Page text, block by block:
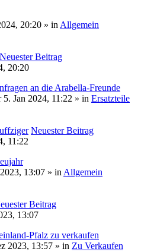
20:20 » in Allgemein
Neuester Beitrag
20:20
an die Arabella-Freunde
Jan 2024, 11:22 » in Ersatzteile
Neuester Beitrag
11:22
13:07 » in Allgemein
Beitrag
13:07
Pfalz zu verkaufen
2023, 13:57 » in Zu Verkaufen